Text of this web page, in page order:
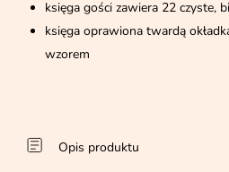
księga gości zawiera 22 czyste,
księga oprawiona twardą
wzorem
Opis produktu